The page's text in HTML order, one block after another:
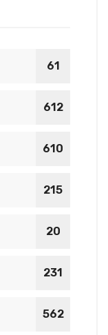
61
612
610
215
20
231
562